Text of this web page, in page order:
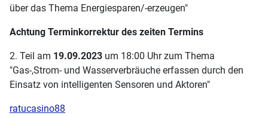
über das Thema Energiesparen/-erzeugen"
Achtung Terminkorrektur des zeiten Termins
2. Teil am 19.09.2023 um 18:00 Uhr zum Thema
"Gas-,Strom- und Wasserverbräuche erfassen durch den
Einsatz von intelligenten Sensoren und Aktoren"
ratucasino88